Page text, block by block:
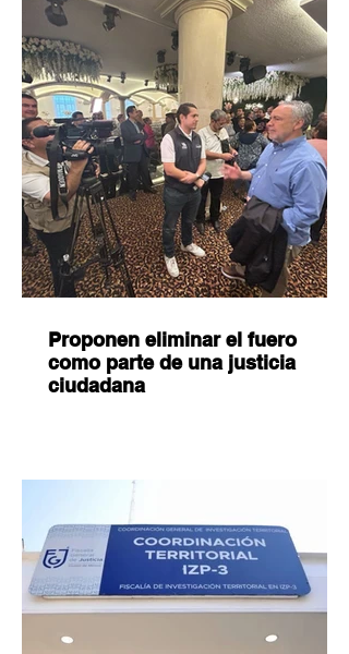
Proponen eliminar el fuero
como parte de una justicia
ciudadana